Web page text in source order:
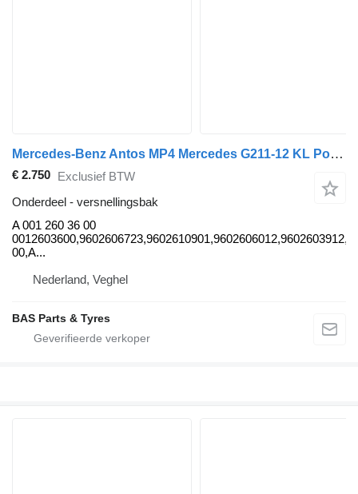
Mercedes-Benz Antos MP4 Mercedes G211-12 KL Powershift 3 G211-12 KL Powershift A 001 260 36 00 versnellingsbak voor vrachtwagen
€ 2.750 Exclusief BTW
Onderdeel - versnellingsbak
A 001 260 36 00
00,A...
Nederland, Veghel
BAS Parts & Tyres